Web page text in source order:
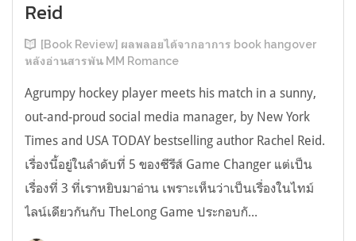
Reid
[Book Review] ผลพลอยได้จากอาการ book hangover
หลังอ่านสารพัน MM Romance
Agrumpy hockey player meets his match in a sunny,
out-and-proud social media manager, by New York
Times and USA TODAY bestselling author Rachel Reid.
เรื่องนี้อยู่ในลำดับที่ 5 ของซีรีส์ Game Changer แต่เป็น
เรื่องที่ 3 ที่เราหยิบมาอ่าน เพราะเห็นว่าเป็นเรื่องในไทม์
ไลน์เดียวกันกับ TheLong Game ประกอบกั...